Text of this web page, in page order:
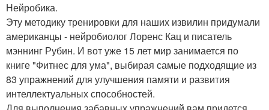
Нейробика.
Эту методику тренировки для наших извилин придумали
американцы - нейробиолог Лоренс Кац и писатель
мэннинг Рубин. И вот уже 15 лет мир занимается по
книге "Фитнес для ума", выбирая самые подходящие из
83 упражнений для улучшения памяти и развития
интеллектуальных способностей.